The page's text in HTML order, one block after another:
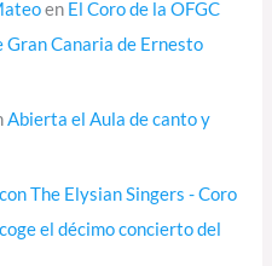
en El Coro de la OFGC
Canaria de Ernesto
Abierta el Aula de canto y
The Elysian Singers - Coro
el décimo concierto del